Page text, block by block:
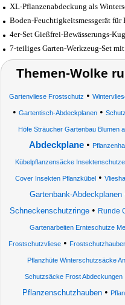
XL-Pflanzenabdeckung als
Boden-Feuchtigkeitsmessgerät für
4er-Set Gießfrei-Bewässerungs-
7-teiliges Garten-Werkzeug-Set
Themen-Wolke
Gartenvliese Frostschutz •
• Gartentisch-Abdeckplanen •
Höfe Sträucher Gartenbau Blumen
Abdeckplane •
Kübelpflanzensäcke
Cover Insekten Pflanzkübel •
Gartenbank-Abdeckplanen
Schneckenschutzringe • Runde
Gartenarbeiten Ernteschutze
Frostschutzvliese •
Pflanzhüte Winterschutzsäcke
Schutzsäcke Frost Abdeckungen
Pflanzenschutzhauben•